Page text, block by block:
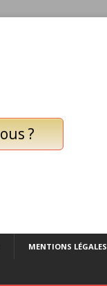
?
MENTIONS LÉGALES